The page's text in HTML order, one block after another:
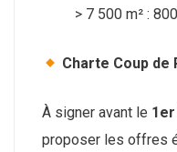
> 7 500 m² : 800
Charte Coup
À signer avant le
proposer les offres